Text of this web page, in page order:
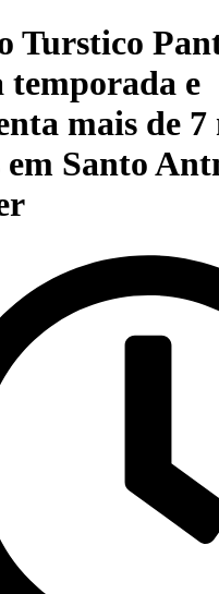
Turstico
temporada e
mais de
em Santo